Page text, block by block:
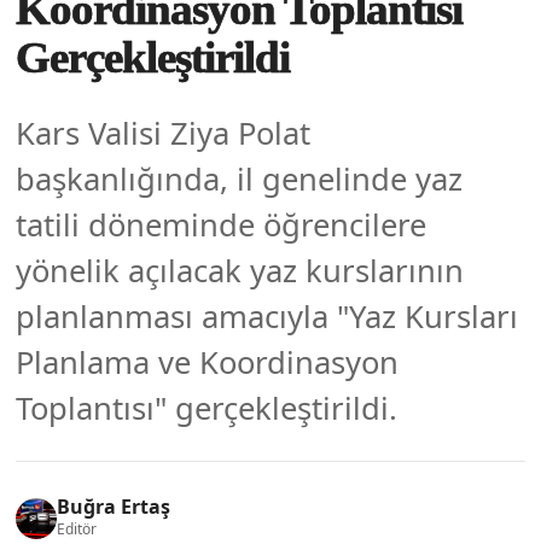
Gerçekleştirildi
Kars Valisi Ziya Polat
başkanlığında, il genelinde yaz
tatili döneminde öğrencilere
yönelik açılacak yaz kurslarının
planlanması amacıyla "Yaz Kursları
Planlama ve Koordinasyon
Toplantısı" gerçekleştirildi.
Buğra Ertaş
Editör